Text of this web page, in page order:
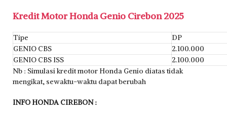
Kredit Motor Honda Genio Cirebon 2025
Tipe
DP
GENIO CBS
2.100.000
GENIO CBS ISS
2.100.000
Nb : Simulasi kredit motor Honda Genio diatas tidak
mengikat, sewaktu-waktu dapat berubah
INFO HONDA CIREBON :